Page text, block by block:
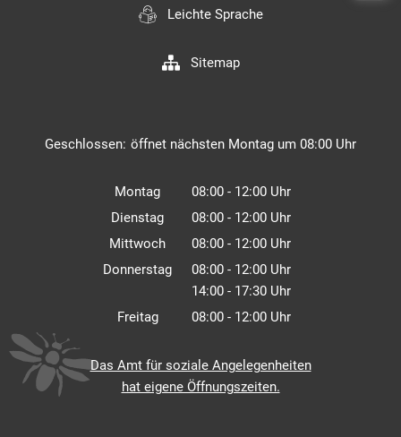
Leichte Sprache
Sitemap
Klicken, um weitere Öffnungs- oder Schließzeiten
Geschlossen: öffnet nächsten Montag um 08:00 Uhr
Montag 08:00- 12:00Uhr
Von 08:00 bis 12:00 Uhr
Dienstag 08:00- 12:00Uhr
Von 08:00 bis 12:00 Uhr
Mittwoch 08:00- 12:00Uhr
Von 08:00 bis 12:00 Uhr
Donnerstag 08:00- 12:00Uhr
Von 08:00 bis 12:00 Uhr
14:00- 17:30Uhr
Von 14:00 bis 17:30 Uhr
Freitag 08:00- 12:00Uhr
Das Amt für soziale Angelegenheiten
hat eigene Öffnungszeiten.